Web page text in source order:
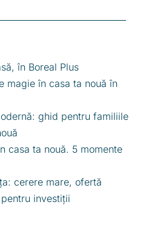
în Boreal Plus
magie în casa ta nouă în
ghid pentru familiile
casa ta nouă. 5 momente
cerere mare, ofertă
investiții